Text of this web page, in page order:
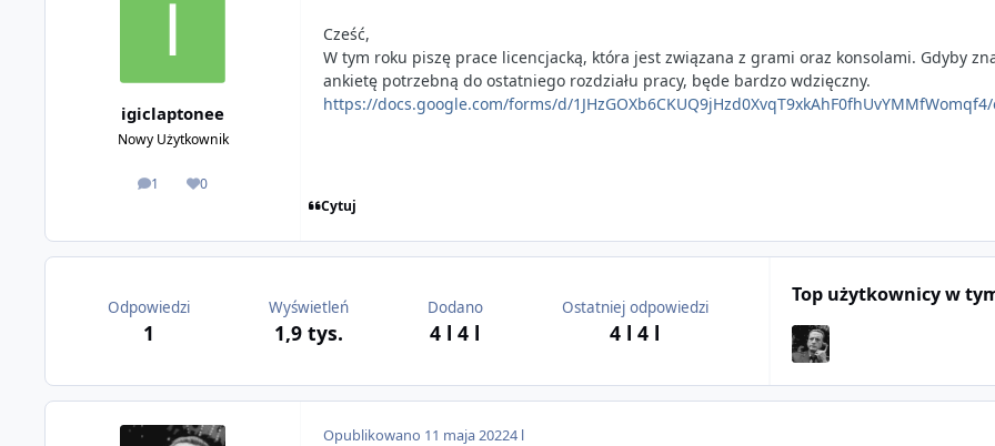
igiclaptonee
Nowy Użytkownik
1
odpowiedzi
0
Reputacja
Cześć,
W tym roku piszę prace licencjacką, która jest związana z grami oraz konsolami. Gdyby
ankietę potrzebną do ostatniego rozdziału pracy, będe bardzo wdzięczny.
https://docs.google.com/forms/d/
Cytuj
Odpowiedzi
1
Wyświetleń
1,9 tys.
Dodano
4 l4 l
Ostatniej odpowiedzi
4 l4 l
Top użytkownicy w
Opublikowano 11 maja 20224 l